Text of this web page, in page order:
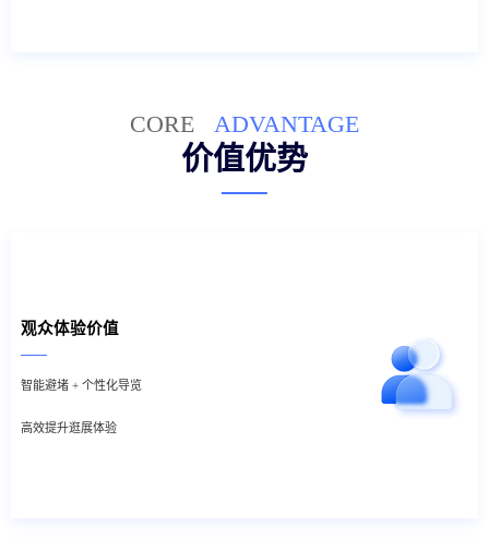
CORE ADVANTAGE
价值优势
观众体验价值
智能避堵 + 个性化导览
高效提升逛展体验